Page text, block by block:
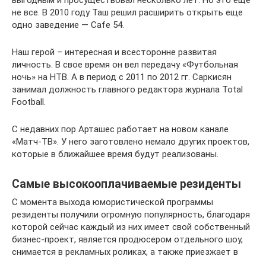
не все. В 2010 году Таш решил расширить открыть еще
одно заведение — Cafe 54.
Наш герой – интересная и всесторонне развитая
личность. В свое время он вел передачу «Футбольная
ночь» на НТВ. А в период с 2011 по 2012 гг. Саркисян
занимал должность главного редактора журнала Total
Football.
С недавних пор Арташес работает на новом канале
«Матч-ТВ». У него заготовлено немало других проектов,
которые в ближайшее время будут реализованы.
Самые высокооплачиваемые резиденты
С момента выхода юмористической программы
резиденты получили огромную популярность, благодаря
которой сейчас каждый из них имеет свой собственный
бизнес-проект, является продюсером отдельного шоу,
снимается в рекламных роликах, а также приезжает в